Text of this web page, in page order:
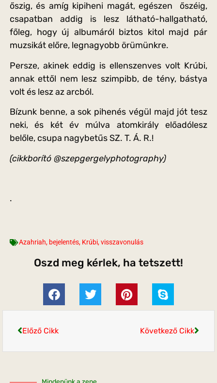
őszig, és amíg kipiheni magát, egészen őszéig,
csapatban addig is lesz látható-hallgatható,
főleg, hogy új albumáról biztos kitol majd pár
muzsikát előre, legnagyobb örümünkre.
Persze, akinek eddig is ellenszenves volt Krúbi,
annak ettől nem lesz szimpibb, de tény, bástya
volt és lesz az arcból.
Bízunk benne, a sok pihenés végül majd jót tesz
neki, és két év múlva atomkirály előadólesz
belőle, csupa nagybetűs SZ. T. Á. R.!
(cikkborító @szepgergelyphotography)
.
Azahriah, bejelentés, Krúbi,visszavonulás
Oszd meg kérlek, ha tetszett!
Előző Cikk Következő Cikk